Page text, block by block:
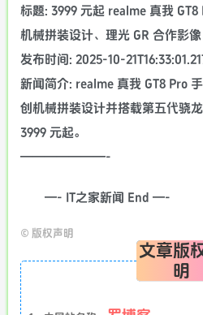
标题: 3999 元起 realme 真我
机械拼装设计、理光 GR 合作影
发布时间: 2025-10-
新闻简介: realme 真我 GT8 Pro
创机械拼装设计并搭载第五代骁
3999 元起。
———————-
—- IT之家新闻 End —-
© 版权声明
文章版
明